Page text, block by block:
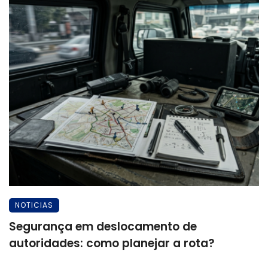
NOTICIAS
Segurança em deslocamento de
autoridades: como planejar a rota?